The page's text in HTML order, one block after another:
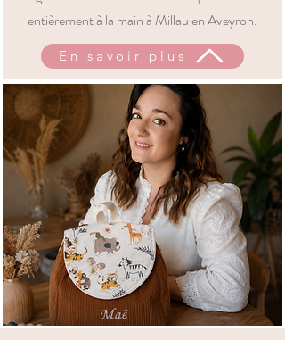
entièrement à la main à Millau en Aveyron.
En savoir plus